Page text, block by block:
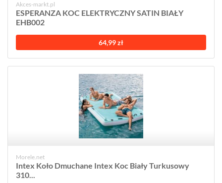
Akces-markt.pl
ESPERANZA KOC ELEKTRYCZNY SATIN BIAŁY
EHB002
64,99 zł
Morele.net
Intex Koło Dmuchane Intex Koc Biały Turkusowy
310...